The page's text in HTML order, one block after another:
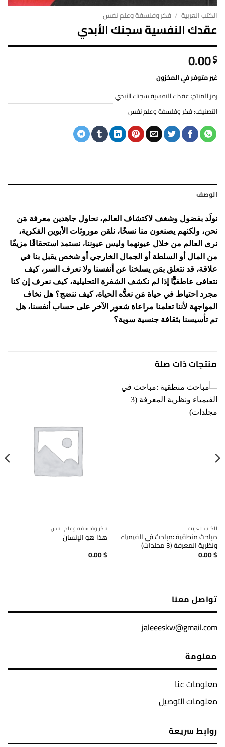
الكتب العربية / فكر وفلسفة وعلم نفس
عقدك النفسية سجنك الأبدي
0.00$
غير متوفر في المخزون
رمز المنتج:عقدك النفسية سجنك الأبدي
التصنيف:فكر وفلسفة وعلم نفس
الوصف
نولَد بفضول وشغف لاكتشاف العالم، نحاول جاهدين معرفة مَن
نحن، ولكنهم يصنعون منا نسخًا، نلقن موروثات الأبوين الفكرية،
نرى العالم من خلال عيونهما وليس عيوننا، نستمد استحقاقًا مزيفًا
من المال أو السلطة أو الجمال الخارجي أو شخص يقبل بنا في
علاقة، قد نتعلق بمَن يسلخنا عن أنفسنا ولا نعرف السر، كيف
نتعافى عاطفيًّا إذا لم نكشف الشفرة التحليلية، كيف نعرف إن كنا
مجرد احتياط في حياة مَن نعدُّه الحياة، كيف ننضج؟ هل نخاف
المواجهة لأننا تعلمنا مراعاة شعور الآخر على حساب أنفسنا، هل
تم تأسيسنا بثقافة جنسية سوية؟
منتجات ذات صلة
الكتب العربية
مباحث منطقية :مباحث في الفيمياء
ونظرية المعرفة (3 مجلدات)
0.00$
فكر وفلسفة وعلم نفس
هذا هو الإنسان
0.00$
تواصل معنا
jaleeeskw@gmail.com
معلومة
معلومات عنا
معلومات التوصيل
روابط سريعة